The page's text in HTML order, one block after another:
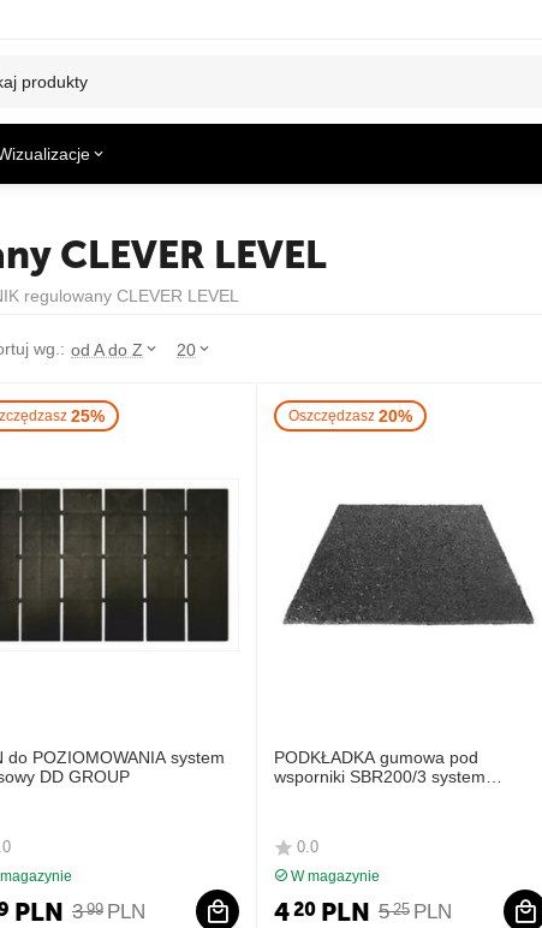
CLEVER LEVEL
regulowany CLEVER LEVEL
wg.: od A do Z 20
25%
do POZIOMOWANIA system
DD GROUP
3 99 PLN
PLN
Oszczędzasz 20%
PODKŁADKA gumowa pod
wsporniki SBR200/3 system
0.0
W magazynie
5 25 PLN
420 PLN